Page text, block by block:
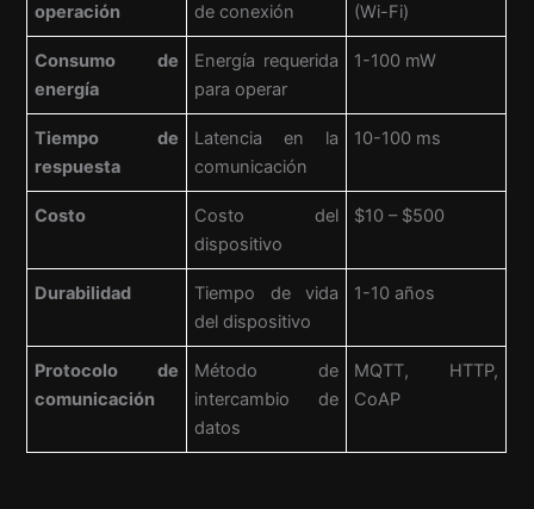
operación
de conexión
(Wi-Fi)
Consumo de
energía
Energía requerida
para operar
1-100 mW
Tiempo de
respuesta
Latencia en la
comunicación
10-100 ms
Costo
Costo del
dispositivo
$10 – $500
Durabilidad
Tiempo de vida
del dispositivo
1-10 años
Protocolo de
comunicación
Método de
intercambio de
datos
MQTT, HTTP,
CoAP